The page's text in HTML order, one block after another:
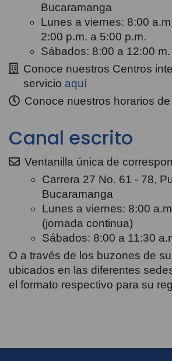
Bucaramanga
Lunes a viernes: 8:00
2:00 p.m. a 5:00 p.m.
Sábados: 8:00 a 12:00 m.
Conoce nuestros Centros
servicio aquí
Conoce nuestros horarios
Canal escrito
Ventanilla única de
Carrera 27 No. 61 - 78,
Bucaramanga
Lunes a viernes: 8:00
(jornada continua)
Sábados: 8:00 a 11:30
O a través de los buzones de
ubicados en las diferentes
el formato respectivo para su